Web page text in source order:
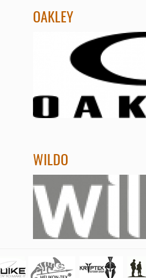
OAKLEY
WILDO